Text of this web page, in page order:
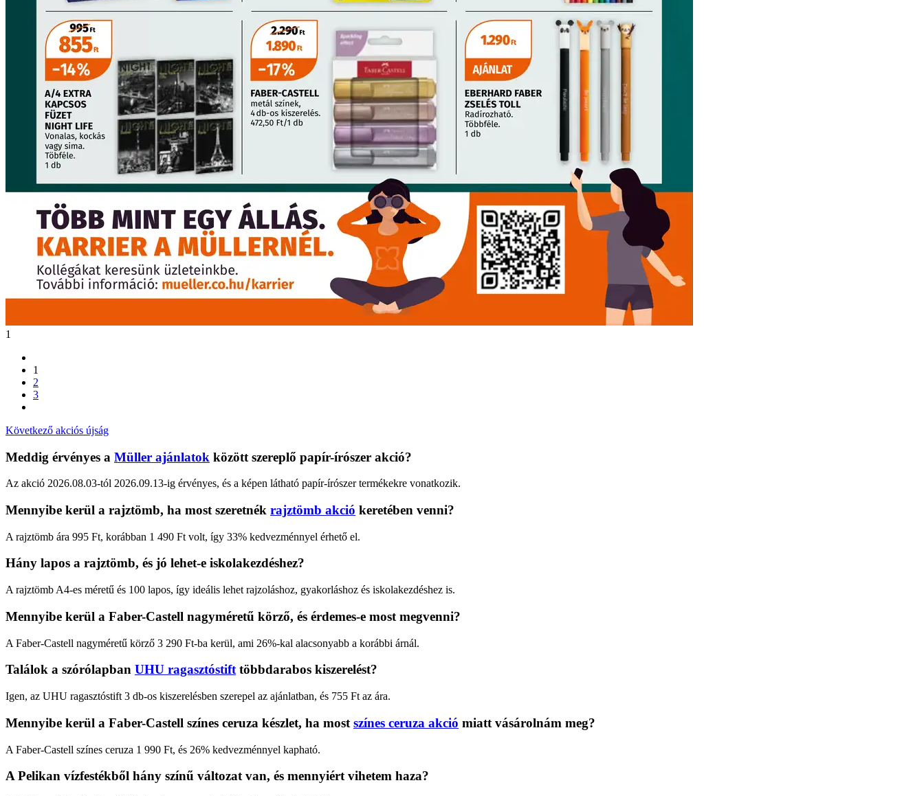
1
1
2
3
Következő akciós újság
Meddig érvényes a Müller ajánlatok között szereplő papír-írószer akció?
Az akció 2026.08.03-tól 2026.09.13-ig érvényes, és a képen látható papír-írószer termékekre vonatkozik.
Mennyibe kerül a rajztömb, ha most szeretnék rajztömb akció keretében venni?
A rajztömb ára 995 Ft, korábban 1 490 Ft volt, így 33% kedvezménnyel érhető el.
Hány lapos a rajztömb, és jó lehet-e iskolakezdéshez?
A rajztömb A4-es méretű és 100 lapos, így ideális lehet rajzoláshoz, gyakorláshoz és iskolakezdéshez is.
Mennyibe kerül a Faber-Castell nagyméretű körző, és érdemes-e most megvenni?
A Faber-Castell nagyméretű körző 3 290 Ft-ba kerül, ami 26%-kal alacsonyabb a korábbi árnál.
Találok a szórólapban UHU ragasztóstifttöbbdarabos kiszerelést?
Igen, az UHU ragasztóstift 3 db-os kiszerelésben szerepel az ajánlatban, és 755 Ft az ára.
Mennyibe kerül a Faber-Castell színes ceruza készlet, ha most színes ceruza akció miatt vásárolnám meg?
A Faber-Castell színes ceruza 1 990 Ft, és 26% kedvezménnyel kapható.
A Pelikan vízfestékből hány színű változat van, és mennyiért vihetem haza?